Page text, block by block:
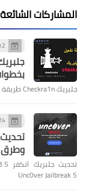
المشاركات الشائعة
12
جلبريك Checkra1n طريقة تحميله وتفعيله بخطوات بسيطة جلبريك Checkra1n
24
Unc0ver Jailbreak 5